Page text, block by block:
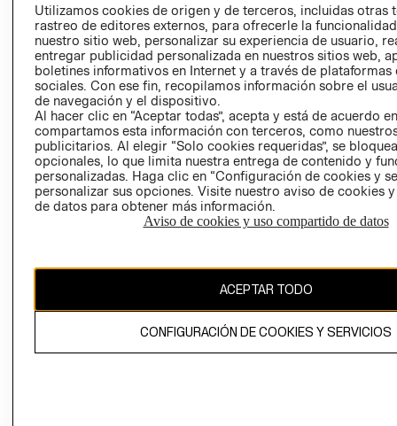
LIBRO DE
Ecuador ($)
CAMBIAR REGIÓN
propiedad de H&M Hennes & Mauritz AB.
Utilizamos cookies de origen y de terceros, incluidas otras
rastreo de editores externos, para ofrecerle la
nuestro sitio web, personalizar su experiencia de usuario,
entregar publicidad personalizada en nuestros sitios web,
boletines informativos en Internet y a través de plataformas
sociales. Con ese fin, recopilamos información sobre el
de navegación y el dispositivo.
Al hacer clic en “Aceptar todas”, acepta y está de acuerdo
compartamos esta información con terceros, como
publicitarios. Al elegir “Solo cookies requeridas”, se
opcionales, lo que limita nuestra entrega de contenido y
personalizadas. Haga clic en “Configuración de cookies y
personalizar sus opciones. Visite nuestro aviso de cookies
de datos para obtener más información.
Aviso de cookies y uso compartido de datos
ACEPTAR TODO
CONFIGURACIÓN DE COOKIES Y SERVICIOS